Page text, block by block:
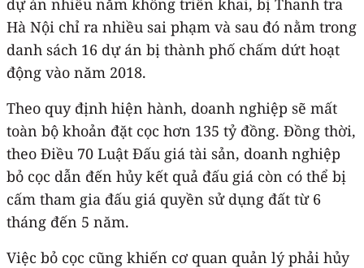
Hà Nội chỉ ra nhiều sai phạm và sau đó nằm trong
danh sách 16 dự án bị thành phố chấm dứt hoạt
động vào năm 2018.
Theo quy định hiện hành, doanh nghiệp sẽ mất
toàn bộ khoản đặt cọc hơn 135 tỷ đồng. Đồng thời,
theo Điều 70 Luật Đấu giá tài sản, doanh nghiệp
bỏ cọc dẫn đến hủy kết quả đấu giá còn có thể bị
cấm tham gia đấu giá quyền sử dụng đất từ 6
tháng đến 5 năm.
Việc bỏ cọc cũng khiến cơ quan quản lý phải hủy